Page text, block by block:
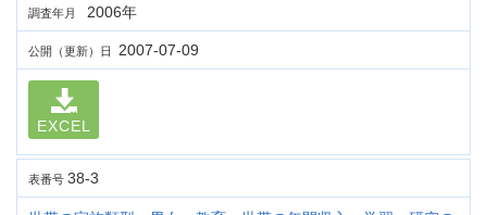
調査年月 2006年
公開（更新）日 2007-07-09
EXCEL
表番号 38-3